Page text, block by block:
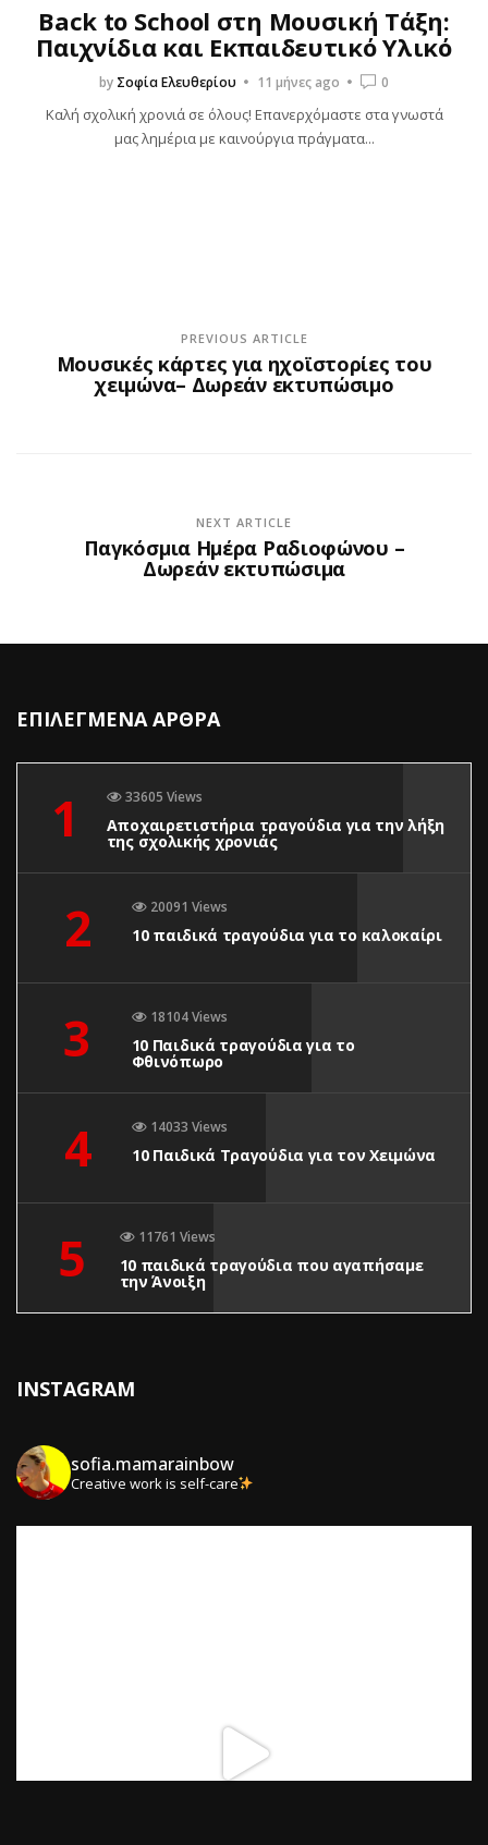
Back to School στη Μουσική Τάξη:
Παιχνίδια και Εκπαιδευτικό Υλικό
by Σοφία Ελευθερίου 11 μήνες ago 0
Καλή σχολική χρονιά σε όλους! Επανερχόμαστε στα γνωστά
μας λημέρια με καινούργια πράγματα...
PREVIOUS ARTICLE
Μουσικές κάρτες για ηχοϊστορίες του
χειμώνα– Δωρεάν εκτυπώσιμο
NEXT ARTICLE
Παγκόσμια Ημέρα Ραδιοφώνου –
Δωρεάν εκτυπώσιμα
ΕΠΙΛΕΓΜΕΝΑ ΑΡΘΡΑ
1 33605 Views
Αποχαιρετιστήρια τραγούδια για την λήξη
της σχολικής χρονιάς
2 20091 Views
10 παιδικά τραγούδια για το καλοκαίρι
3 18104 Views
10 Παιδικά τραγούδια για το
Φθινόπωρο
4 14033 Views
10 Παιδικά Τραγούδια για τον Χειμώνα
5 11761 Views
10 παιδικά τραγούδια που αγαπήσαμε
την Άνοιξη
INSTAGRAM
sofia.mamarainbow
Creative work is self-care